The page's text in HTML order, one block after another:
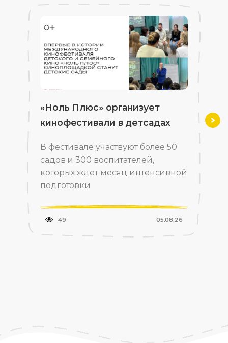
«Ноль Плюс» организует
кинофестивали в детсадах
В фестивале участвуют более 50
садов и 300 воспитателей,
которых ждет месяц интенсивной
подготовки
49 05.08.26